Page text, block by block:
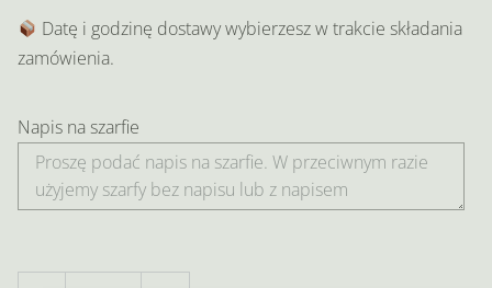
Datę i godzinę dostawy wybierzesz w trakcie składania
zamówienia.
Napis na szarfie